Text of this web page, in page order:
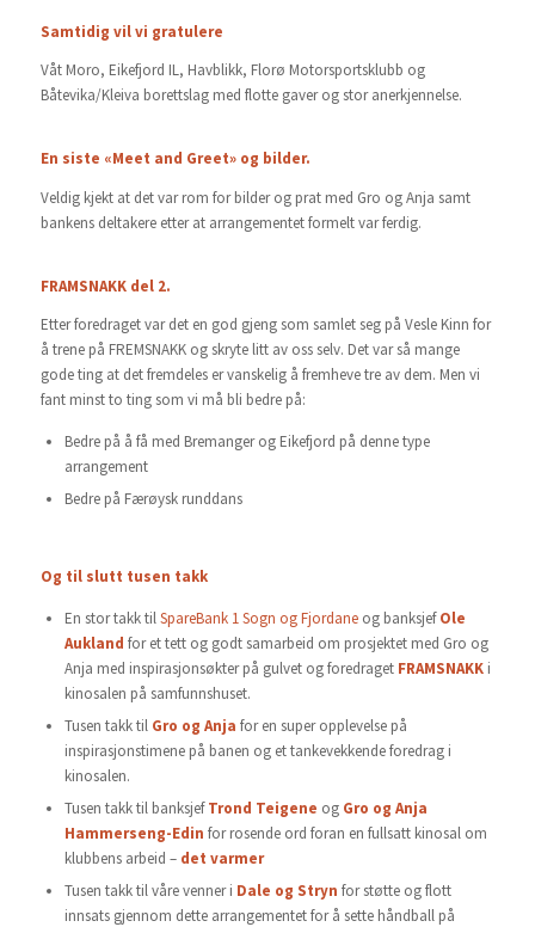
Samtidig vil vi gratulere
Våt Moro, Eikefjord IL, Havblikk, Florø Motorsportsklubb og
Båtevika/Kleiva borettslag med flotte gaver og stor anerkjennelse.
En siste «Meet and Greet» og bilder.
Veldig kjekt at det var rom for bilder og prat med Gro og Anja samt
bankens deltakere etter at arrangementet formelt var ferdig.
FRAMSNAKK del 2.
Etter foredraget var det en god gjeng som samlet seg på Vesle Kinn for
å trene på FREMSNAKK og skryte litt av oss selv. Det var så mange
gode ting at det fremdeles er vanskelig å fremheve tre av dem. Men vi
fant minst to ting som vi må bli bedre på:
Bedre på å få med Bremanger og Eikefjord på denne type
arrangement
Bedre på Færøysk runddans
Og til slutt tusen takk
En stor takk tilSpareBank 1 Sogn og Fjordaneog banksjefOle
Aukland for et tett og godt samarbeid om prosjektet med Gro og
Anja med inspirasjonsøkter på gulvet og foredraget FRAMSNAKKi
kinosalen på samfunnshuset.
Tusen takk til Gro og Anja for en super opplevelse på
inspirasjonstimene på banen og et tankevekkende foredrag i
kinosalen.
Tusen takk til banksjefTrond Teigene og Gro og Anja
Hammerseng-Edin for rosende ord foran en fullsatt kinosal om
klubbens arbeid – det varmer
Tusen takk til våre venner i Dale og Stryn for støtte og flott
innsats gjennom dette arrangementet for å sette håndball på